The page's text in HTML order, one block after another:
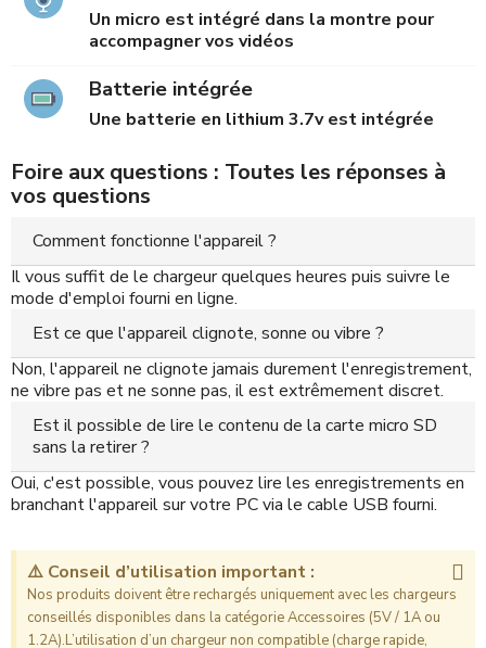
Un micro est intégré dans la montre pour
accompagner vos vidéos
Batterie intégrée
Une batterie en lithium 3.7v est intégrée
Foire aux questions : Toutes les réponses à
vos questions
Comment fonctionne l'appareil ?
Il vous suffit de le chargeur quelques heures puis suivre le
mode d'emploi fourni en ligne.
Est ce que l'appareil clignote, sonne ou vibre ?
Non, l'appareil ne clignote jamais durement l'enregistrement,
ne vibre pas et ne sonne pas, il est extrêmement discret.
Est il possible de lire le contenu de la carte micro SD
sans la retirer ?
Oui, c'est possible, vous pouvez lire les enregistrements en
branchant l'appareil sur votre PC via le cable USB fourni.
⚠️ Conseil d’utilisation important :
Nos produits doivent être rechargés uniquement avec les chargeurs
conseillés disponibles dans la catégorie Accessoires (5V / 1A ou
1.2A).L’utilisation d’un chargeur non compatible (charge rapide,